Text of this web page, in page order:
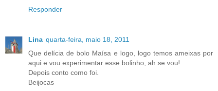
Responder
Lina quarta-feira, maio 18, 2011
Que delícia de bolo Maísa e logo, logo temos ameixas por
aqui e vou experimentar esse bolinho, ah se vou!
Depois conto como foi.
Beijocas